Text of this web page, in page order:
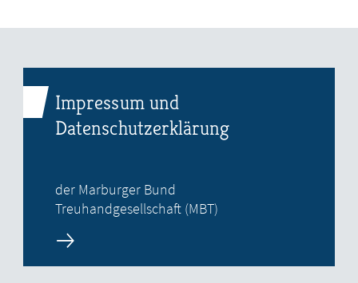
Impressum und
Datenschutzerklärung
der Marburger Bund
Treuhandgesellschaft (MBT)